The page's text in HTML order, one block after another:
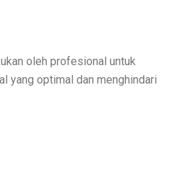
oleh profesional untuk
yang optimal dan menghindari